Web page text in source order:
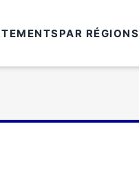
PAR RÉGIONS